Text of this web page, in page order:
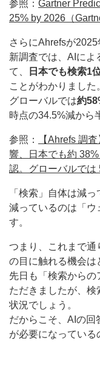
参照： Gartner
25% by 2026（
さらにAhrefsが
新調査では、AIによ
て、
日本でも検索1
ことがわかりました
グローバルでは約
時点の34.5%減から
参照：
【Ahrefs 調
響、日本でも約
認。グローバルでは
「検索」自体は減っ
減っているのは「ウ
す。
つまり、これまで通
の目に触れる機会は
先日も「検索から
ただきましたが、
状況でしょう。
だからこそ、AIの回
が必要になっている